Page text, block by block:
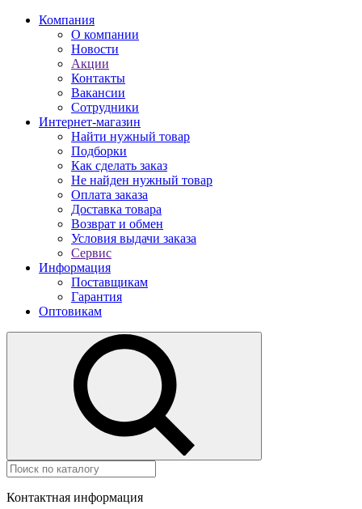
Компания
О компании
Новости
Акции
Контакты
Вакансии
Сотрудники
Интернет-магазин
Найти нужный товар
Подборки
Как сделать заказ
Не найден нужный товар
Оплата заказа
Доставка товара
Возврат и обмен
Условия выдачи заказа
Сервис
Информация
Поставщикам
Гарантия
Оптовикам
Контактная информация